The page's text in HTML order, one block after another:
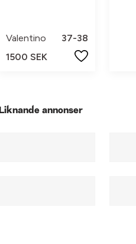
Valentino
37-38
1500 SEK
Liknande annonser